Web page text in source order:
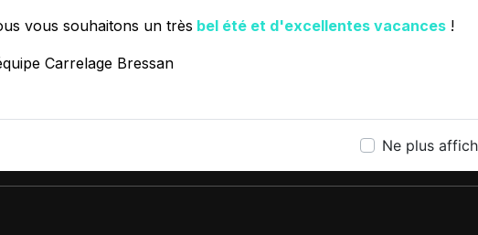
vous souhaitons un très bel été et d'excellentes vacances !
Carrelage Bressan
Ne plus